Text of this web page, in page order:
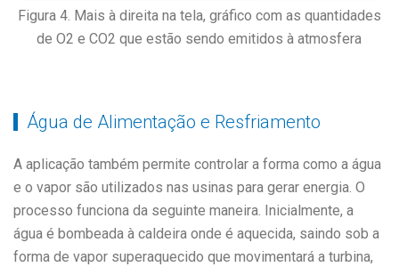
Figura 4. Mais à direita na tela, gráfico com as quantidades
de O2 e CO2 que estão sendo emitidos à atmosfera
Água de Alimentação e Resfriamento
A aplicação também permite controlar a forma como a água
e o vapor são utilizados nas usinas para gerar energia. O
processo funciona da seguinte maneira. Inicialmente, a
água é bombeada à caldeira onde é aquecida, saindo sob a
forma de vapor superaquecido que movimentará a turbina,